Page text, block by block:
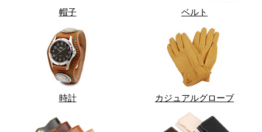
帽子 ベルト
時計 カジュアルグローブ